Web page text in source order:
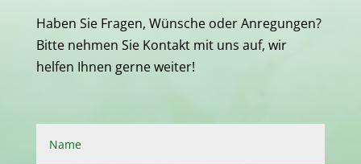
Haben Sie Fragen, Wünsche oder Anregungen?
Bitte nehmen Sie Kontakt mit uns auf, wir
helfen Ihnen gerne weiter!